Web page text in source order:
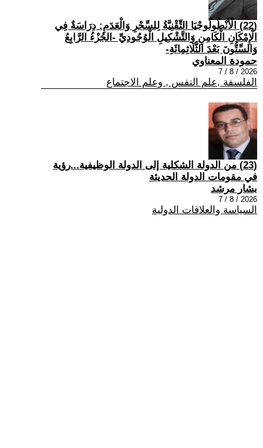
(22) الْأَنْطُولُوجْيَا التِّقْنِيَّةُ لِلسِّحْرِ وَالْعَدَمِ: دِرَاسَةٌ فِي
الْإِمْكَانِ الْكَامِنِ وَالتَّشْكِيلِ الْوُجُودِيِّ -الجُزْءُ الرَّابِعُ
وَالسِّتُّونَ بَعْدَ الثَّلَاثِمِائَةِ-
حمودة المعناوي
2026 / 8 / 7
الفلسفة ,علم النفس , وعلم الاجتماع
(23) من الدولة الشكلية إلى الدولة الوظيفية...رؤية
في مقومات الدولة الحديثة
بشار مرشد
2026 / 8 / 7
السياسة والعلاقات الدولية